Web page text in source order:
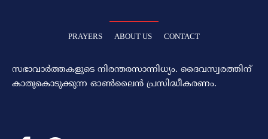
PRAYERS ABOUT US CONTACT
സഭാവാര്‍ത്തകളുടെ നിരന്തരസാന്നിധ്യം. ദൈവസ്വരത്തിന്‌
കാതുകൊടുക്കുന്ന ഓണ്‍ലൈന്‍ പ്രസിദ്ധീകരണം.